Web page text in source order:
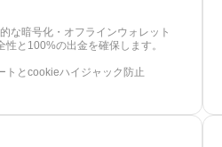
な暗号化・オフラインウォレット
と100%の出金を確保します。
トとcookieハイジャック防止